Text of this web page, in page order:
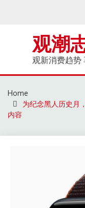
观潮
观新消费趋势
Home
为纪念黑人历史月
内容